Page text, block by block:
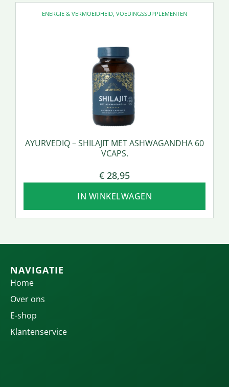
ENERGIE & VERMOEIDHEID VOEDINGSSUPPLEMENTEN
AYURVEDIQ – SHILAJIT MET ASHWAGANDHA 60
VCAPS.
€ 28,95
IN WINKELWAGEN
NAVIGATIE
Home
Over ons
E-shop
Klantenservice